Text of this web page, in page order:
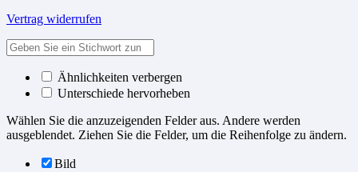
Vertrag widerrufen
Ähnlichkeiten verbergen
Unterschiede hervorheben
Wählen Sie die anzuzeigenden Felder aus. Andere werden
ausgeblendet. Ziehen Sie die Felder, um die Reihenfolge zu ändern.
Bild